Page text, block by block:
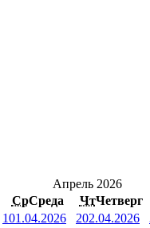
Апрель 2026
СрСреда ЧтЧетверг
101.04.2026 202.04.2026